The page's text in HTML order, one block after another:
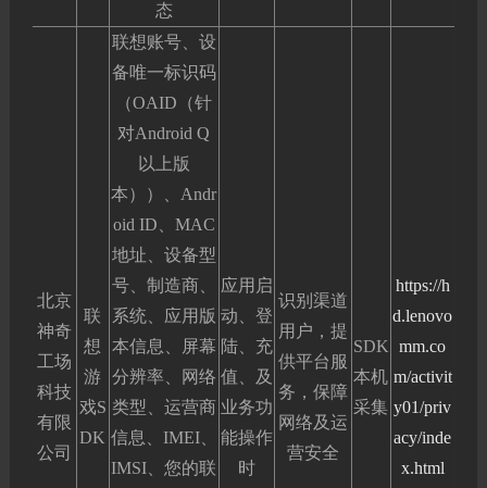
态
北京
神奇
工场
科技
有限
公司
联
想
游
戏S
DK
联想账号、设
备唯一标识码
（OAID（针
对Android Q
以上版
本））、Andr
oid ID、MAC
地址、设备型
号、制造商、
系统、应用版
本信息、屏幕
分辨率、网络
类型、运营商
信息、IMEI、
IMSI、您的联
应用启
动、登
陆、充
值、及
业务功
能操作
时
识别渠道
用户，提
供平台服
务，保障
网络及运
营安全
SDK
本机
采集
https://h
d.lenovo
mm.co
m/activit
y01/priv
acy/inde
x.html